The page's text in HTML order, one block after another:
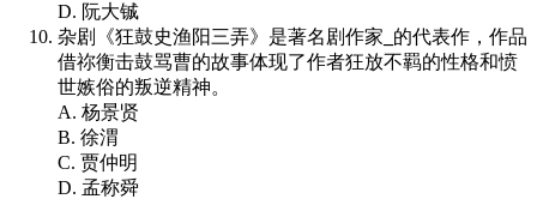
D. 阮大铖
杂剧《狂鼓史渔阳三弄》是著名剧作家 的代表作，作品
借祢衡击鼓骂曹的故事体现了作者狂放不羁的性格和愤
世嫉俗的叛逆精神。
A. 杨景贤
B. 徐渭
C. 贾仲明
D. 孟称舜